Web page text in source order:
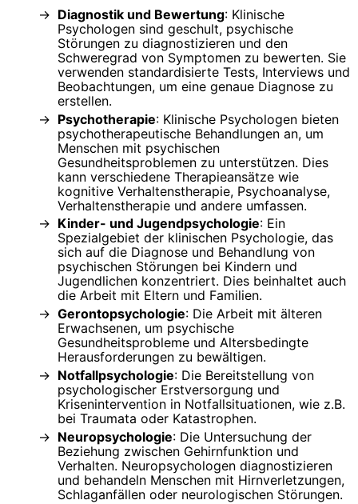
Diagnostik und Bewertung: Klinische
Psychologen sind geschult, psychische
Störungen zu diagnostizieren und den
Schweregrad von Symptomen zu bewerten. Sie
verwenden standardisierte Tests, Interviews und
Beobachtungen, um eine genaue Diagnose zu
erstellen.
Psychotherapie: Klinische Psychologen bieten
psychotherapeutische Behandlungen an, um
Menschen mit psychischen
Gesundheitsproblemen zu unterstützen. Dies
kann verschiedene Therapieansätze wie
kognitive Verhaltenstherapie, Psychoanalyse,
Verhaltenstherapie und andere umfassen.
Kinder- und Jugendpsychologie: Ein
Spezialgebiet der klinischen Psychologie, das
sich auf die Diagnose und Behandlung von
psychischen Störungen bei Kindern und
Jugendlichen konzentriert. Dies beinhaltet auch
die Arbeit mit Eltern und Familien.
Gerontopsychologie: Die Arbeit mit älteren
Erwachsenen, um psychische
Gesundheitsprobleme und Altersbedingte
Herausforderungen zu bewältigen.
Notfallpsychologie: Die Bereitstellung von
psychologischer Erstversorgung und
Krisenintervention in Notfallsituationen, wie z.B.
bei Traumata oder Katastrophen.
Neuropsychologie: Die Untersuchung der
Beziehung zwischen Gehirnfunktion und
Verhalten. Neuropsychologen diagnostizieren
und behandeln Menschen mit Hirnverletzungen,
Schlaganfällen oder neurologischen Störungen.